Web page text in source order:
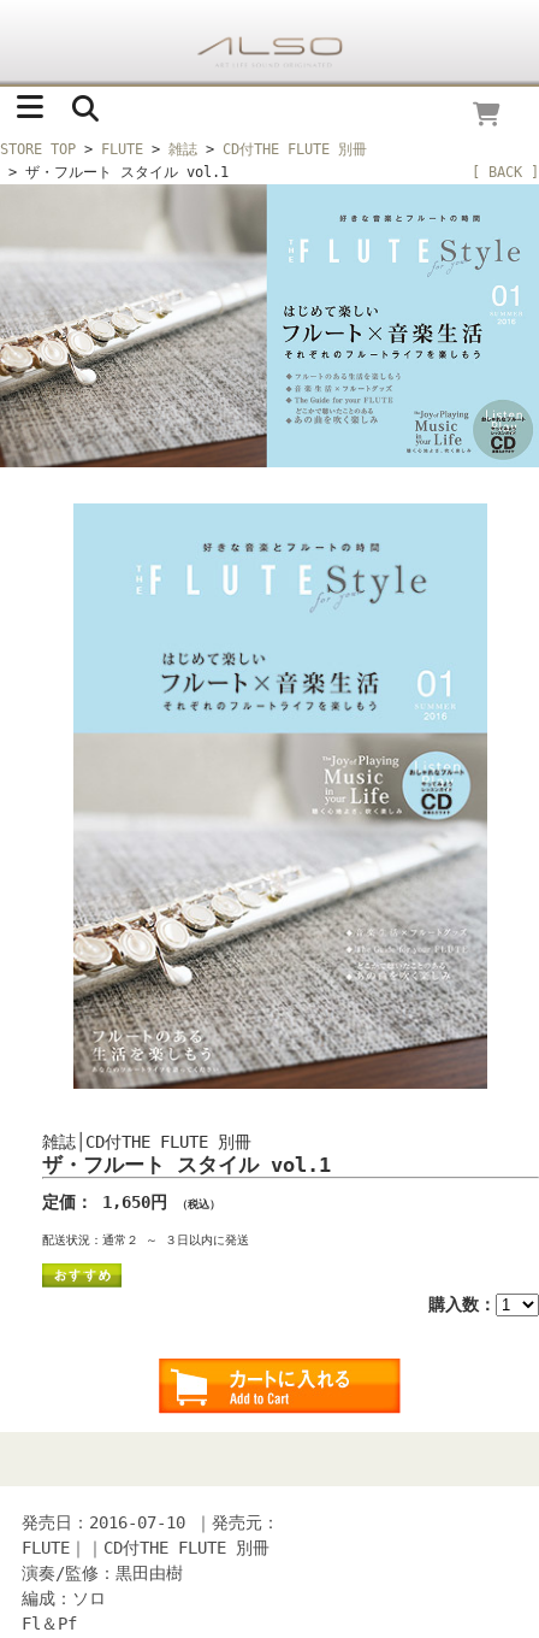
STORE TOP > FLUTE > 雑誌 > CD付THE FLUTE 別冊
> ザ・フルート スタイル vol.1
[ BACK ]
雑誌│CD付THE FLUTE 別冊
ザ・フルート スタイル vol.1
定価： 1,650円 （税込）
配送状況：通常２ ～ ３日以内に発送
購入数：
発売日：2016-07-10 ｜発売元：
FLUTE｜｜CD付THE FLUTE 別冊
演奏/監修：黒田由樹
編成：ソロ
Fl＆Pf